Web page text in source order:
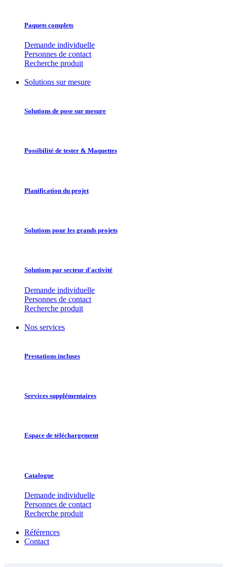
Paquets complets
Demande individuelle
Personnes de contact
Recherche produit
Solutions sur mesure
Solutions de pose sur mesure
Possibilité de tester & Maquettes
Planification du projet
Solutions pour les grands projets
Solutions par secteur d'activité
Demande individuelle
Personnes de contact
Recherche produit
Nos services
Prestations incluses
Services supplémentaires
Espace de téléchargement
Catalogue
Demande individuelle
Personnes de contact
Recherche produit
Références
Contact